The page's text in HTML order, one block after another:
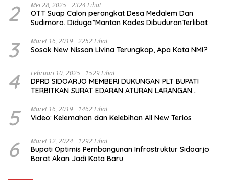
2 Mei 28, 2025 2324 Lihat
OTT Suap Calon perangkat Desa Medalem Dan
Sudimoro. Diduga”Mantan Kades DibuduranTerlibat
3 Maret 16, 2019 2252 Lihat
Sosok New Nissan Livina Terungkap, Apa Kata NMI?
4 Februari 10, 2025 1529 Lihat
DPRD SIDOARJO MEMBERI DUKUNGAN PLT BUPATI
TERBITKAN SURAT EDARAN ATURAN LARANGAN
KELUAR KOTA
5 Maret 16, 2019 1462 Lihat
Video: Kelemahan dan Kelebihan All New Terios
6 Maret 12, 2024 1292 Lihat
Bupati Optimis Pembangunan Infrastruktur Sidoarjo
Barat Akan Jadi Kota Baru